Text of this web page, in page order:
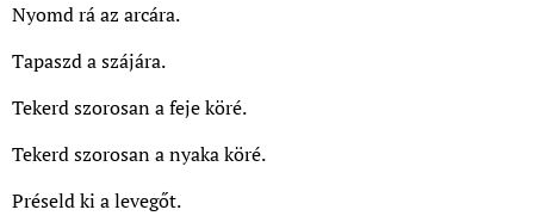
Nyomd rá az arcára.
Tapaszd a szájára.
Tekerd szorosan a feje köré.
Tekerd szorosan a nyaka köré.
Préseld ki a levegőt.